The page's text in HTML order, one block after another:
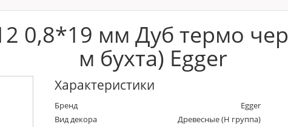
0,8*19 мм Дуб термо
м бухта) Egger
Характеристики
Бренд
Egger
Вид декора
Древесные (Н группа)